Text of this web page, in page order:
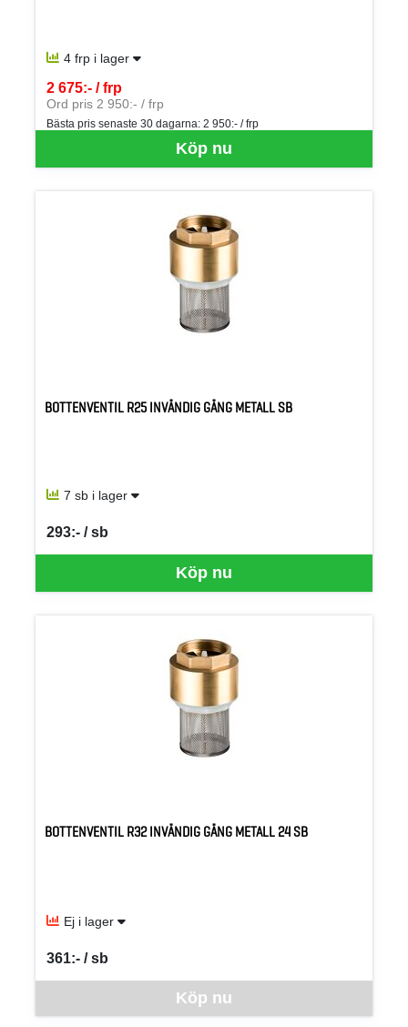
4 frp i lager
Köp nu
2 675:- / frp
SEK per FRP
Ord pris 2 950:- / frp
Bästa pris senaste 30 dagarna: 2 950:- / frp
BOTTENVENTIL R25 INVÄNDIG GÄNG METALL SB
7 sb i lager
Köp nu
293:- / sb
SEK per SB
BOTTENVENTIL R32 INVÄNDIG GÄNG METALL 24 SB
Ej i lager
Köp nu
361:- / sb
SEK per SB